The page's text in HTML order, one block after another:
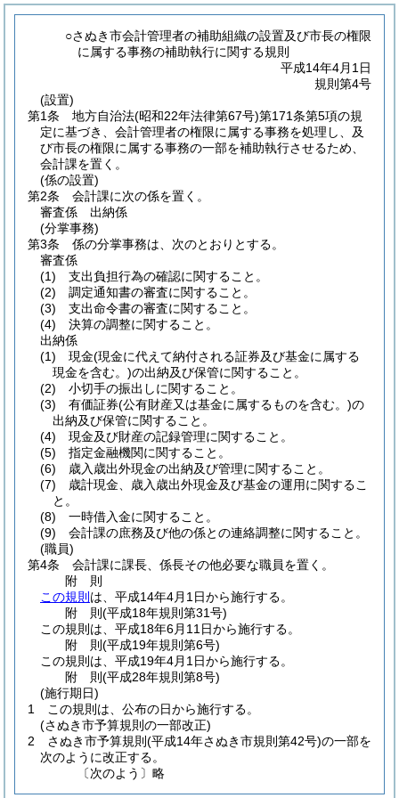
○さぬき市会計管理者の補助組織の設置及び市長の権限
に属する事務の補助執行に関する規則
平成14年4月1日
規則第4号
(設置)
第1条
地方自治法(昭和22年法律第67号)第171条第5項の規
定に基づき、会計管理者の権限に属する事務を処理し、及
び市長の権限に属する事務の一部を補助執行させるため、
会計課を置く。
(係の設置)
第2条
会計課に次の係を置く。
審査係 出納係
(分掌事務)
第3条
係の分掌事務は、次のとおりとする。
審査係
(1) 支出負担行為の確認に関すること。
(2) 調定通知書の審査に関すること。
(3) 支出命令書の審査に関すること。
(4) 決算の調整に関すること。
出納係
(1) 現金(現金に代えて納付される証券及び基金に属する
現金を含む。)の出納及び保管に関すること。
(2) 小切手の振出しに関すること。
(3) 有価証券(公有財産又は基金に属するものを含む。)の
出納及び保管に関すること。
(4) 現金及び財産の記録管理に関すること。
(5) 指定金融機関に関すること。
(6) 歳入歳出外現金の出納及び管理に関すること。
(7) 歳計現金、歳入歳出外現金及び基金の運用に関するこ
と。
(8) 一時借入金に関すること。
(9) 会計課の庶務及び他の係との連絡調整に関すること。
(職員)
第4条
会計課に課長、係長その他必要な職員を置く。
附 則
この規則 は、平成14年4月1日から施行する。
附 則(平成18年規則第31号)
この規則は、平成18年6月11日から施行する。
附 則(平成19年規則第6号)
この規則は、平成19年4月1日から施行する。
附 則(平成28年規則第8号)
(施行期日)
1
この規則は、公布の日から施行する。
(さぬき市予算規則の一部改正)
2
さぬき市予算規則 (平成14年さぬき市規則第42号)の一部を
次のように改正する。
〔次のよう〕略